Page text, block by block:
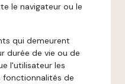
le navigateur ou le
qui demeurent
durée de vie ou de
l'utilisateur les
fonctionnalités de